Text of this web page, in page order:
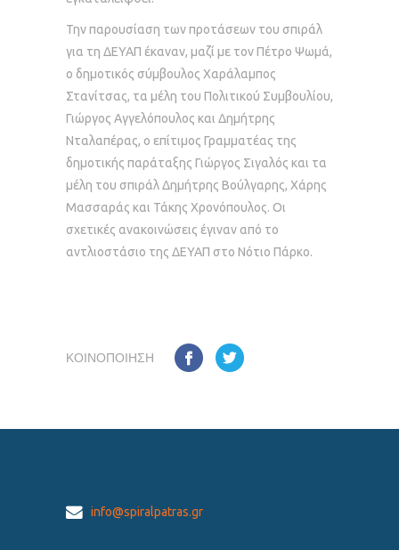
Την παρουσίαση των προτάσεων του σπιράλ
για τη ΔΕΥΑΠ έκαναν, μαζί με τον Πέτρο Ψωμά,
ο δημοτικός σύμβουλος Χαράλαμπος
Στανίτσας, τα μέλη του Πολιτικού Συμβουλίου,
Γιώργος Αγγελόπουλος και Δημήτρης
Νταλαπέρας, ο επίτιμος Γραμματέας της
δημοτικής παράταξης Γιώργος Σιγαλός και τα
μέλη του σπιράλ Δημήτρης Βούλγαρης, Χάρης
Μασσαράς και Τάκης Χρονόπουλος. Οι
σχετικές ανακοινώσεις έγιναν από το
αντλιοστάσιο της ΔΕΥΑΠ στο Νότιο Πάρκο.
ΚΟΙΝΟΠΟΊΗΣΗ
info@spiralpatras.gr